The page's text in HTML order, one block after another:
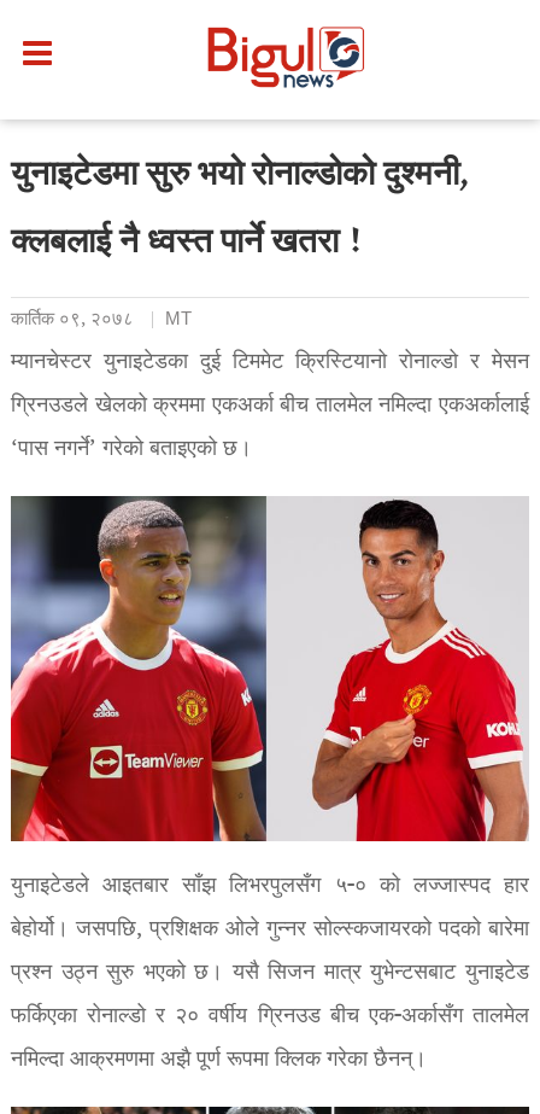
युनाइटेडमा सुरु भयो रोनाल्डोको दुश्मनी,
क्लबलाई नै ध्वस्त पार्ने खतरा !
कार्तिक ०९, २०७८ MT
म्यानचेस्टर युनाइटेडका दुई टिममेट क्रिस्टियानो रोनाल्डो र मेसन
ग्रिनउडले खेलको क्रममा एकअर्का बीच तालमेल नमिल्दा एकअर्कालाई
‘पास नगर्ने’ गरेको बताइएको छ।
युनाइटेडले आइतबार साँझ लिभरपुलसँग ५-० को लज्जास्पद हार
बेहोर्यो। जसपछि, प्रशिक्षक ओले गुन्नर सोल्स्कजायरको पदको बारेमा
प्रश्न उठ्न सुरु भएको छ। यसै सिजन मात्र युभेन्टसबाट युनाइटेड
फर्किएका रोनाल्डो र २० वर्षीय ग्रिनउड बीच एक-अर्कासँग तालमेल
नमिल्दा आक्रमणमा अझै पूर्ण रूपमा क्लिक गरेका छैनन्।